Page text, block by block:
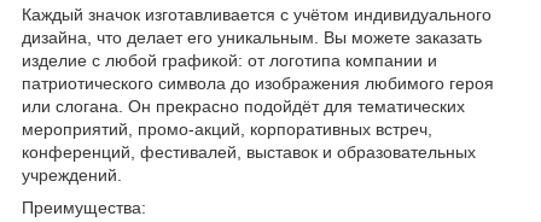
Каждый значок изготавливается с учётом индивидуального
дизайна, что делает его уникальным. Вы можете заказать
изделие с любой графикой: от логотипа компании и
патриотического символа до изображения любимого героя
или слогана. Он прекрасно подойдёт для тематических
мероприятий, промо-акций, корпоративных встреч,
конференций, фестивалей, выставок и образовательных
учреждений.
Преимущества: